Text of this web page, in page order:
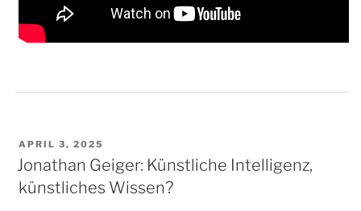
VERÖFFENTLICHT
AM
APRIL 3, 2025
Jonathan Geiger: Künstliche Intelligenz,
künstliches Wissen?